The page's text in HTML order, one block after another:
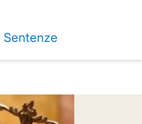
Sentenze